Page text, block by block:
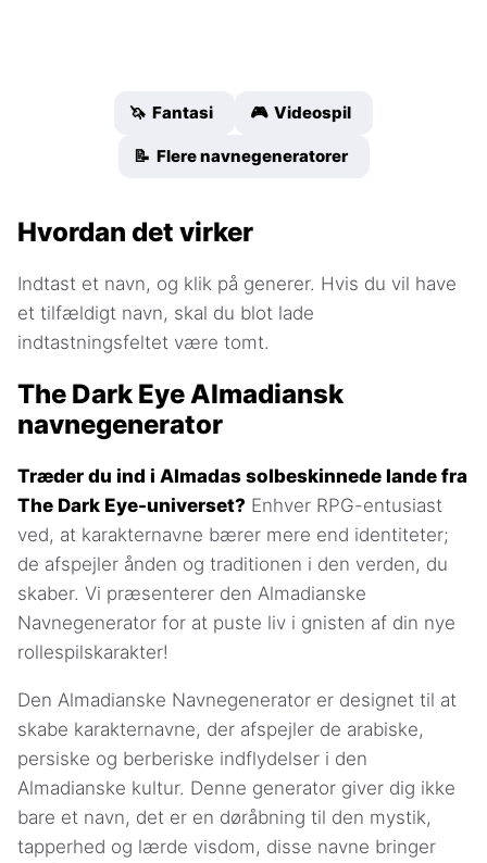
🦄 Fantasi 🎮 Videospil
📝 Flere navnegeneratorer
Hvordan det virker
Indtast et navn, og klik på generer. Hvis du vil have
et tilfældigt navn, skal du blot lade
indtastningsfeltet være tomt.
The Dark Eye Almadiansk
navnegenerator
Træder du ind i Almadas solbeskinnede lande fra
The Dark Eye-universet? Enhver RPG-entusiast
ved, at karakternavne bærer mere end identiteter;
de afspejler ånden og traditionen i den verden, du
skaber. Vi præsenterer den Almadianske
Navnegenerator for at puste liv i gnisten af din nye
rollespilskarakter!
Den Almadianske Navnegenerator er designet til at
skabe karakternavne, der afspejler de arabiske,
persiske og berberiske indflydelser i den
Almadianske kultur. Denne generator giver dig ikke
bare et navn, det er en døråbning til den mystik,
tapperhed og lærde visdom, disse navne bringer